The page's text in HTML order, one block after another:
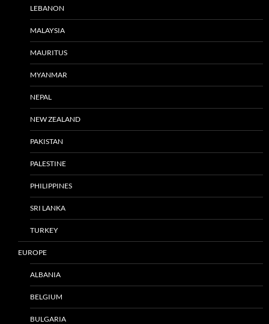
LEBANON
MALAYSIA
MAURITUS
MYANMAR
NEPAL
NEW ZEALAND
PAKISTAN
PALESTINE
PHILIPPINES
SRI LANKA
TURKEY
EUROPE
ALBANIA
BELGIUM
BULGARIA